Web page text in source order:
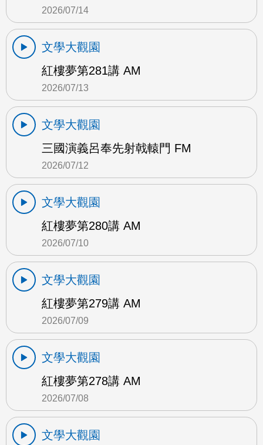
2026/07/14
文學大觀園
紅樓夢第281講 AM
2026/07/13
文學大觀園
三國演義呂奉先射戟轅門 FM
2026/07/12
文學大觀園
紅樓夢第280講 AM
2026/07/10
文學大觀園
紅樓夢第279講 AM
2026/07/09
文學大觀園
紅樓夢第278講 AM
2026/07/08
文學大觀園